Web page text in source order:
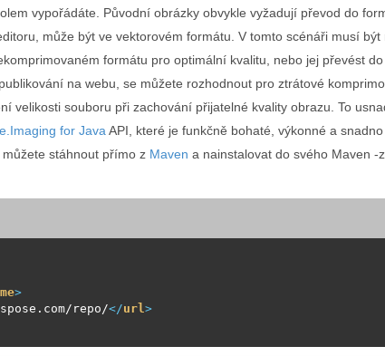
vypořádáte. Původní obrázky obvykle vyžadují převod do
může být ve vektorovém formátu. V tomto scénáři musí
formátu pro optimální kvalitu, nebo jej převést
na webu, se můžete rozhodnout pro ztrátové
velikosti souboru při zachování přijatelné kvality obrazu. To
for Java API, které je funkčně bohaté, výkonné a
stáhnout přímo z Maven a nainstalovat do svého Maven
>
repo/</url>